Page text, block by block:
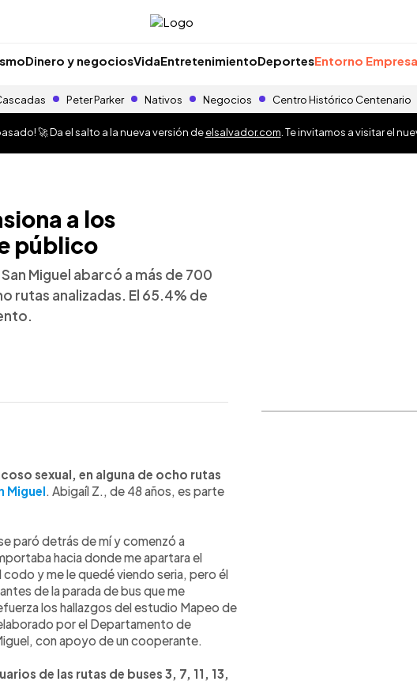
Dinero y negociosVidaEntretenimientoDeportesEntorno
Peter Parker Nativos Negocios Centro Histórico Centenario
🚀 Da el salto a la nueva versión deelsalvador.com . Te invitamos a visitar el
a los
público
Miguel abarcó a más de 700
rutas analizadas. El 65.4% de
sexual, en alguna de ocho rutas
Miguel. Abigaíl Z., de 48 años, es parte
paró detrás de mí y comenzó a
hacia donde me apartara el
y me le quedé viendo seria, pero él
de la parada de bus que me
los hallazgos del estudio Mapeo de
por el Departamento de
con apoyo de un cooperante.
de las rutas de buses 3, 7, 11, 13,